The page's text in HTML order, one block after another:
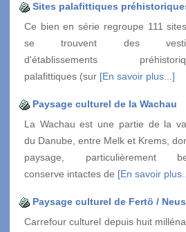
Sites palafittiques
Ce bien en série regroupe 111
se trouvent des
d'établissements
palafittiques (sur [En savoir plus...]
Paysage culturel de la Wachau
La Wachau est une partie de la
du Danube, entre Melk et Krems,
paysage, particulièrement
conserve intactes de [En savoir
Paysage culturel de Fertö /
Carrefour culturel depuis huit